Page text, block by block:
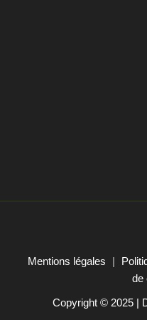
Mentions légales
de
Copyright © 2025 |